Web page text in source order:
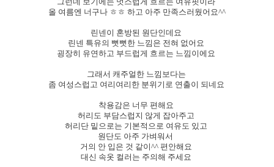
올 여름엔 너구나 ㅎㅎ 하고 아주 만족스러웠어요^^
린넨이 혼방된 원단인데요
린넨 특유의 뻣뻣한 느낌은 전혀 없어요
굉장히 유연하고 부드럽게 흐르는 느낌이에요
그래서 캐주얼한 느낌보다는
좀 여성스럽고 여리여리한 분위기로 연출이 되네요
착용감은 너무 편해요
허리도 부담스럽지 않게 잡아주고
허리단 밑으로는 기본적으로 여유도 있고
원단도 아주 가벼워서
거의 안 입은 것 같이^^ 편안해요
대신 속옷 컬러는 주의해 주세요